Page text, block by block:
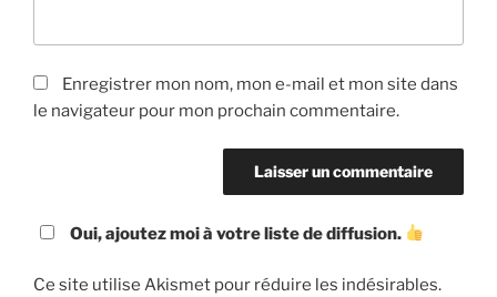
Enregistrer mon nom, mon e-mail et mon site dans
le navigateur pour mon prochain commentaire.
Oui, ajoutez moi à votre liste de diffusion.
Ce site utilise Akismet pour réduire les indésirables.